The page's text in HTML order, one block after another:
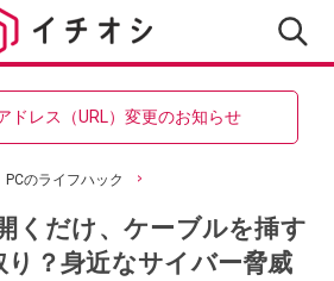
ドレス（URL）変更のお知らせ
PCのライフハック
くだけ、ケーブルを挿す
り？身近なサイバー脅威